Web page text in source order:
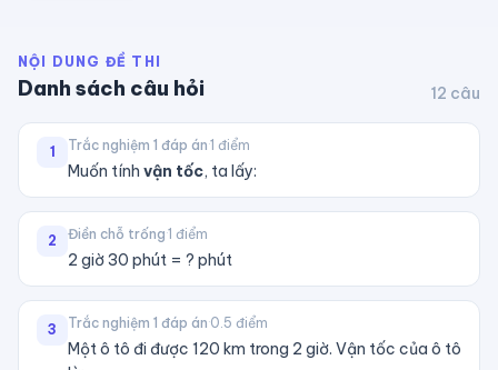
NỘI DUNG ĐỀ THI
Danh sách câu hỏi 12 câu
1 Trắc nghiệm 1 đáp án·1 điểm
Muốn tính vận tốc, ta lấy:
2 Điền chỗ trống·1 điểm
2 giờ 30 phút = ? phút
3 Trắc nghiệm 1 đáp án·0.5 điểm
Một ô tô đi được 120 km trong 2 giờ. Vận tốc của ô tô